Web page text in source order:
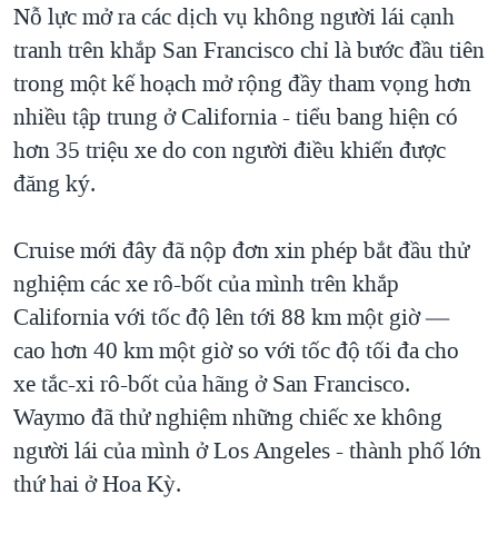
Nỗ lực mở ra các dịch vụ không người lái cạnh
tranh trên khắp San Francisco chỉ là bước đầu tiên
trong một kế hoạch mở rộng đầy tham vọng hơn
nhiều tập trung ở California - tiểu bang hiện có
hơn 35 triệu xe do con người điều khiển được
đăng ký.
Cruise mới đây đã nộp đơn xin phép bắt đầu thử
nghiệm các xe rô-bốt của mình trên khắp
California với tốc độ lên tới 88 km một giờ —
cao hơn 40 km một giờ so với tốc độ tối đa cho
xe tắc-xi rô-bốt của hãng ở San Francisco.
Waymo đã thử nghiệm những chiếc xe không
người lái của mình ở Los Angeles - thành phố lớn
thứ hai ở Hoa Kỳ.